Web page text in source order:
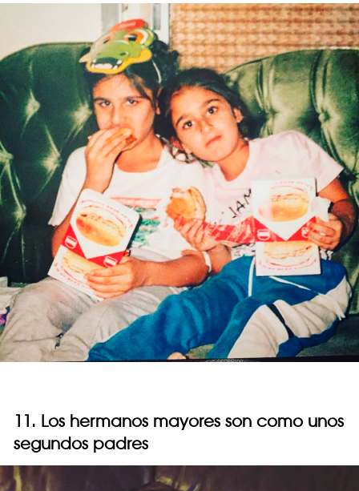
11. Los hermanos mayores son como unos
segundos padres